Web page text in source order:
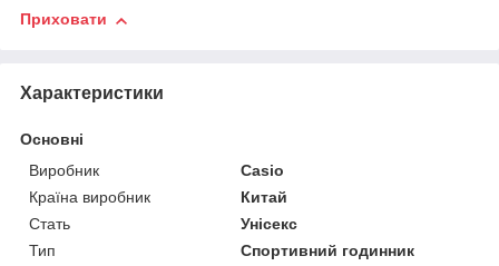
Приховати
Характеристики
Основні
Виробник
Casio
Країна виробник
Китай
Стать
Унісекс
Тип
Спортивний годинник